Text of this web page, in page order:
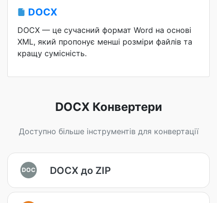
DOCX
DOCX — це сучасний формат Word на основі
XML, який пропонує менші розміри файлів та
кращу сумісність.
DOCX Конвертери
Доступно більше інструментів для конвертації
DOC DOCX до ZIP